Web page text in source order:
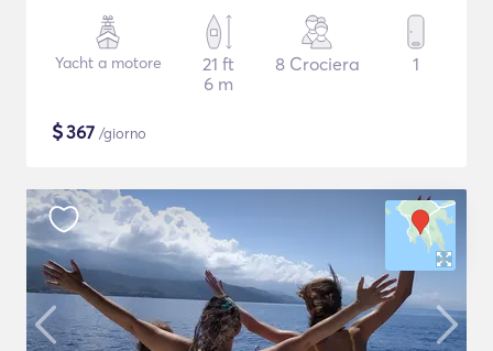
Yacht a motore
21 ft
6 m
8 Crociera 1
$367 /giorno